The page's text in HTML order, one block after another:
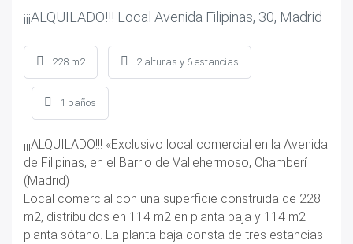
¡¡¡ALQUILADO!!! Local Avenida Filipinas, 30, Madrid
228 m2 2 alturas y 6 estancias
1 baños
¡¡¡ALQUILADO!!! «Exclusivo local comercial en la Avenida
de Filipinas, en el Barrio de Vallehermoso, Chamberí
(Madrid)
Local comercial con una superficie construida de 228
m2, distribuidos en 114 m2 en planta baja y 114 m2
planta sótano. La planta baja consta de tres estancias